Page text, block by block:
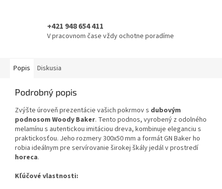
+421 948 654 411
V pracovnom čase vždy ochotne poradíme
Popis Diskusia
Podrobný popis
Zvýšte úroveň prezentácie vašich pokrmov s dubovým
podnosom Woody Baker. Tento podnos, vyrobený z odolného
melamínu s autentickou imitáciou dreva, kombinuje eleganciu s
praktickosťou. Jeho rozmery 300x50 mm a formát GN Baker ho
robia ideálnym pre servírovanie širokej škály jedál v prostredí
horeca.
Kľúčové vlastnosti: